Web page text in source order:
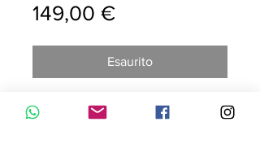
149,00 €Prezzo
Esaurito
Collana lunga bagnata in argento